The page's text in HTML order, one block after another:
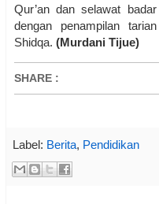
Qur’an dan selawat
dengan penampilan
Shidqa. (Murdani Tijue)
SHARE :
Label: Berita, Pendidikan